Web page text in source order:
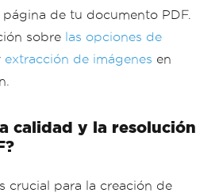
de tu documento PDF.
sobre las opciones de
extracción de imágenes en
calidad y la resolución
crucial para la creación de